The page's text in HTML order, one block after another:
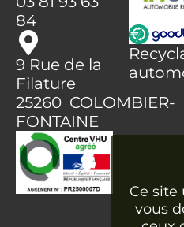
84
9 Rue de la
Filature
25260 COLOMBIER-
FONTAINE
Ce site
vous